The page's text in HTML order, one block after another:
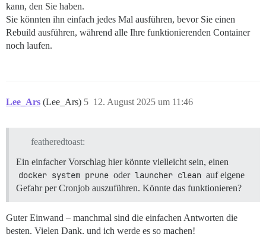
kann, den Sie haben.
Sie könnten ihn einfach jedes Mal ausführen, bevor Sie einen
Rebuild ausführen, während alle Ihre funktionierenden Container
noch laufen.
Lee_Ars (Lee_Ars) 12. August 2025 um 11:46
5
featheredtoast:
Ein einfacher Vorschlag hier könnte vielleicht sein, einen
docker system prune oder launcher clean auf eigene
Gefahr per Cronjob auszuführen. Könnte das funktionieren?
Guter Einwand – manchmal sind die einfachen Antworten die
besten. Vielen Dank, und ich werde es so machen!